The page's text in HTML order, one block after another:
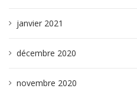
janvier 2021
décembre 2020
novembre 2020